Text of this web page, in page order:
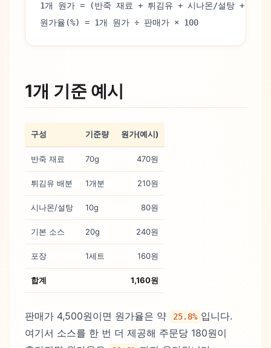
1개 원가 = (반죽 재료 + 튀김유 + 시나몬/설탕 + 배
원가율(%) = 1개 원가 ÷ 판매가 × 100
1개 기준 예시
구성 기준량 원가(예시)
반죽 재료 70g 470원
튀김유 배분 1개분 210원
시나몬/설탕 10g 80원
기본 소스 20g 240원
포장 1세트 160원
합계 1,160원
판매가 4,500원이면 원가율은 약 25.8% 입니다.
여기서 소스를 한 번 더 제공해 주문당 180원이